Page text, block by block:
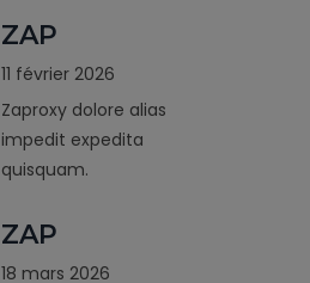
ZAP
11 février 2026
Zaproxy dolore alias
impedit expedita
quisquam.
ZAP
18 mars 2026